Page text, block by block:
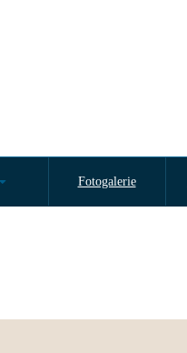
Fotogalerie